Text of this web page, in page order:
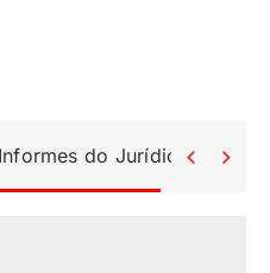
do Jurídico 